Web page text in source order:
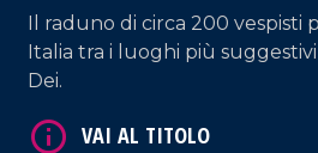
Il raduno di circa 200 vespisti
Italia tra i luoghi più
Dei.